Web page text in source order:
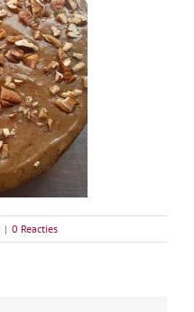
| 0 Reacties